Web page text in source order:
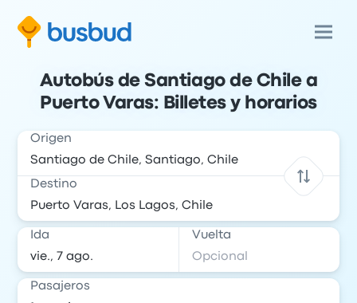
Autobús de Santiago de Chile a
Puerto Varas: Billetes y horarios
Origen
Destino
Ida Vuelta
Pasajeros